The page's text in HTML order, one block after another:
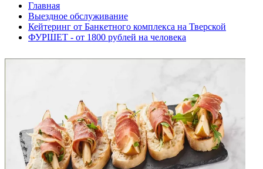
Главная
Выездное обслуживание
Кейтеринг от Банкетного комплекса на Тверской
ФУРШЕТ - от 1800 рублей на человека